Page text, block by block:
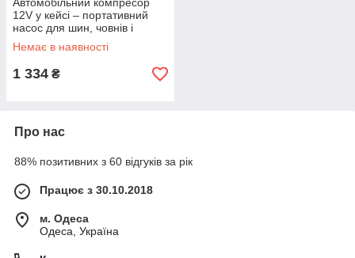
12V у кейсі – портативний
насос для шин, човнів і
матраців, універсальний
дорожній компресор 14 кг
Немає в наявності
1 334 ₴
Про нас
88% позитивних з 60 відгуків за рік
Працює з 30.10.2018
м. Одеса
Одеса, Україна